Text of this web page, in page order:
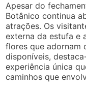
Apesar do
Botânico continua
atrações. Os
externa da estufa e
flores que adornam
disponíveis,
experiência única
caminhos que